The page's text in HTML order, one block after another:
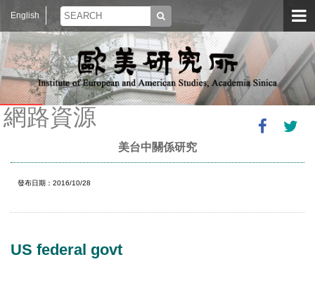
English
網路資源
美台中關係研究
發布日期：2016/10/28
US federal govt